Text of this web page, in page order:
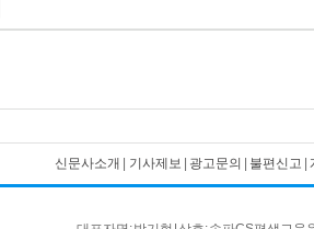
신문사소개 기사제보 광고문의 불편신고 |